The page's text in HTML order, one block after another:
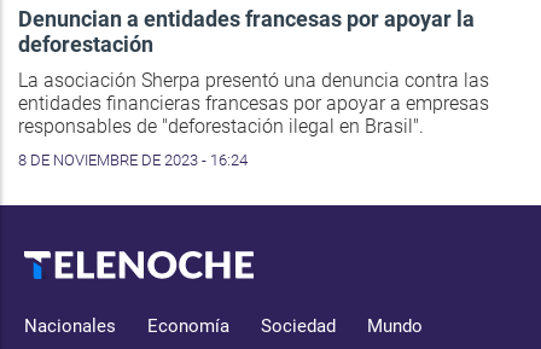
Denuncian a entidades francesas por apoyar la
deforestación
La asociación Sherpa presentó una denuncia contra las
entidades financieras francesas por apoyar a empresas
responsables de "deforestación ilegal en Brasil".
8 DE NOVIEMBRE DE 2023 - 16:24
Nacionales Economía Sociedad Mundo